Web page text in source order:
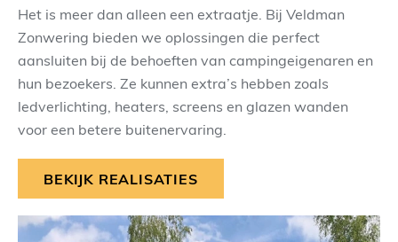
Het is meer dan alleen een extraatje. Bij Veldman
Zonwering bieden we oplossingen die perfect
aansluiten bij de behoeften van campingeigenaren en
hun bezoekers. Ze kunnen extra’s hebben zoals
ledverlichting, heaters, screens en glazen wanden
voor een betere buitenervaring.
BEKIJK REALISATIES